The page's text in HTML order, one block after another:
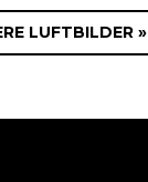
LUFTBILDER »